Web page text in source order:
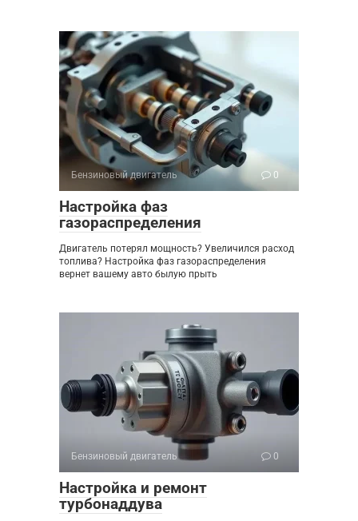
Бензиновый двигатель 0
Настройка фаз
газораспределения
Двигатель потерял мощность? Увеличился расход
топлива? Настройка фаз газораспределения
вернет вашему авто былую прыть
Бензиновый двигатель 0
Настройка и ремонт
турбонаддува